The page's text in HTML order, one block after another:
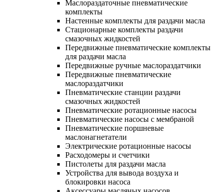
Маслораздаточные пневматические
комплекты
Настенные комплекты для раздачи масла
Стационарные комплекты раздачи
смазочных жидкостей
Передвижные пневматические комплекты
для раздачи масла
Передвижные ручные маслораздатчики
Передвижные пневматические
маслораздатчики
Пневматические станции раздачи
смазочных жидкостей
Пневматические ротационные насосы
Пневматические насосы с мембраной
Пневматические поршневые
маслонагнетатели
Электрические ротационные насосы
Расходомеры и счетчики
Пистолеты для раздачи масла
Устройства для вывода воздуха и
блокировки насоса